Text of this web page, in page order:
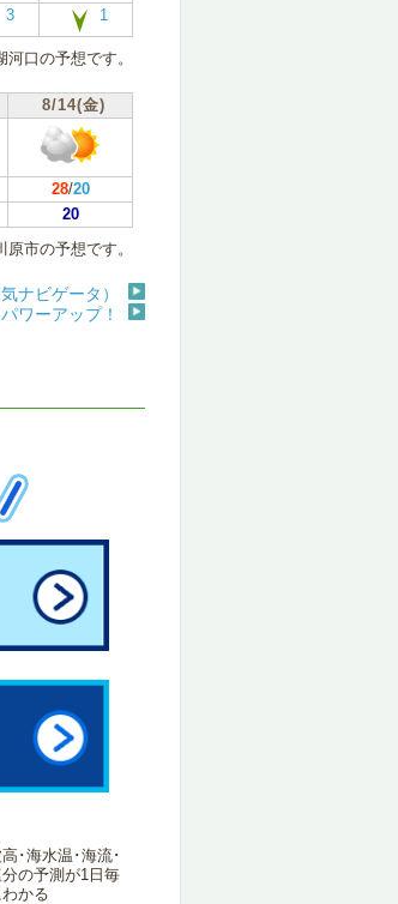
3 1
口の予想です。
8/14(金)
28/20
20
市の予想です。
ナビゲータ）
ワーアップ！
･海水温･海流･
の予測が1日毎
わかる